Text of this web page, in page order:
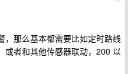
，那么基本都需要比如定时路线
或者和其他传感器联动，200 以